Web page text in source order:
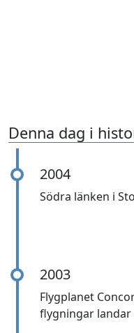
Denna dag i
2004
Södra länken i
2003
Flygplanet
flygningar